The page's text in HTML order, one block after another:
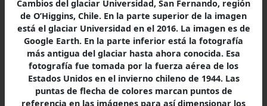
semana en la montaña nevada frente a
especialmente en el cerro Colorado.
Fue Louis, el primero en bajar esquiando luego
subir con piel de foca, el cerro
desconocida técnica y material.
También se conectó con andinista y